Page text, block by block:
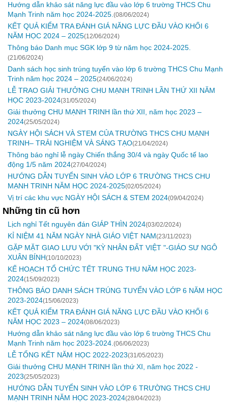
Hướng dẫn khảo sát năng lực đầu vào lớp 6 trường THCS Chu
Mạnh Trinh năm học 2024-2025. (08/06/2024)
KẾT QUẢ KIỂM TRA ĐÁNH GIÁ NĂNG LỰC ĐẦU VÀO KHỐI 6
NĂM HỌC 2024 – 2025(12/06/2024)
Thông báo Danh mục SGK lớp 9 từ năm học 2024-2025.
(21/06/2024)
Danh sách học sinh trúng tuyển vào lớp 6 trường THCS Chu Mạnh
Trinh năm học 2024 – 2025(24/06/2024)
LỄ TRAO GIẢI THƯỞNG CHU MẠNH TRINH LẦN THỨ XII NĂM
HỌC 2023-2024(31/05/2024)
Giải thưởng CHU MẠNH TRINH lần thứ XII, năm học 2023 –
2024(25/05/2024)
NGÀY HỘI SÁCH VÀ STEM CỦA TRƯỜNG THCS CHU MẠNH
TRINH– TRẢI NGHIỆM VÀ SÁNG TẠO(21/04/2024)
Thông báo nghỉ lễ ngày Chiến thắng 30/4 và ngày Quốc tế lao
động 1/5 năm 2024(27/04/2024)
HƯỚNG DẪN TUYỂN SINH VÀO LỚP 6 TRƯỜNG THCS CHU
MẠNH TRINH NĂM HỌC 2024-2025(02/05/2024)
Vị trí các khu vực NGÀY HỘI SÁCH & STEM 2024(09/04/2024)
Những tin cũ hơn
Lịch nghỉ Tết nguyên đán GIÁP THÌN 2024(03/02/2024)
KỈ NIỆM 41 NĂM NGÀY NHÀ GIÁO VIỆT NAM(23/11/2023)
GẶP MẶT GIAO LƯU VỚI "KỲ NHÂN ĐẤT VIỆT "-GIÁO SƯ NGÔ
XUÂN BÍNH(10/10/2023)
KẾ HOẠCH TỔ CHỨC TẾT TRUNG THU NĂM HỌC 2023-
2024(15/09/2023)
THÔNG BÁO DANH SÁCH TRÚNG TUYỂN VÀO LỚP 6 NĂM HỌC
2023-2024(15/06/2023)
KẾT QUẢ KIỂM TRA ĐÁNH GIÁ NĂNG LỰC ĐẦU VÀO KHỐI 6
NĂM HỌC 2023 – 2024(08/06/2023)
Hướng dẫn khảo sát năng lực đầu vào lớp 6 trường THCS Chu
Mạnh Trinh năm học 2023-2024. (06/06/2023)
LỄ TỔNG KẾT NĂM HỌC 2022-2023(31/05/2023)
Giải thưởng CHU MẠNH TRINH lần thứ XI, năm học 2022 -
2023(25/05/2023)
HƯỚNG DẪN TUYỂN SINH VÀO LỚP 6 TRƯỜNG THCS CHU
MẠNH TRINH NĂM HỌC 2023-2024(28/04/2023)